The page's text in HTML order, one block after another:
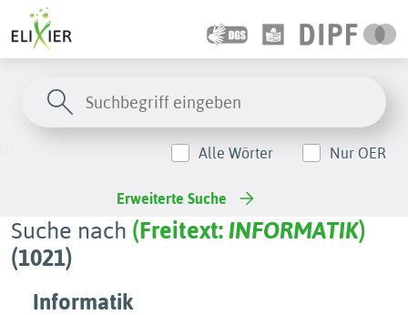
Alle Wörter Nur OER
Erweiterte Suche
Suche nach (Freitext: INFORMATIK)
(1021)
Informatik